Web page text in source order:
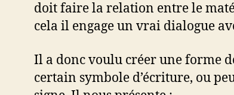
doit faire la relation entre le
cela il engage un vrai dialogue
Il a donc voulu créer une forme
certain symbole d’écriture, ou